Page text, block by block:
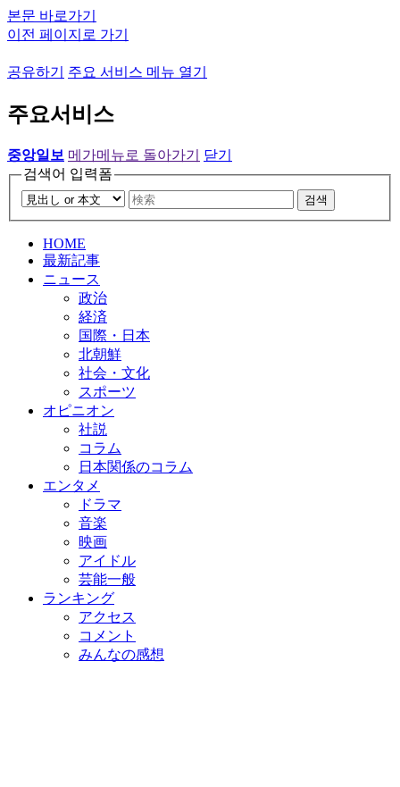
본문 바로가기
이전 페이지로 가기
공유하기 주요 서비스 메뉴 열기
주요서비스
중앙일보 메가메뉴로 돌아가기
닫기
검색어 입력폼
검색
HOME
最新記事
ニュース
政治
経済
国際・日本
北朝鮮
社会・文化
スポーツ
オピニオン
社説
コラム
日本関係のコラム
エンタメ
ドラマ
音楽
映画
アイドル
芸能一般
ランキング
アクセス
コメント
みんなの感想